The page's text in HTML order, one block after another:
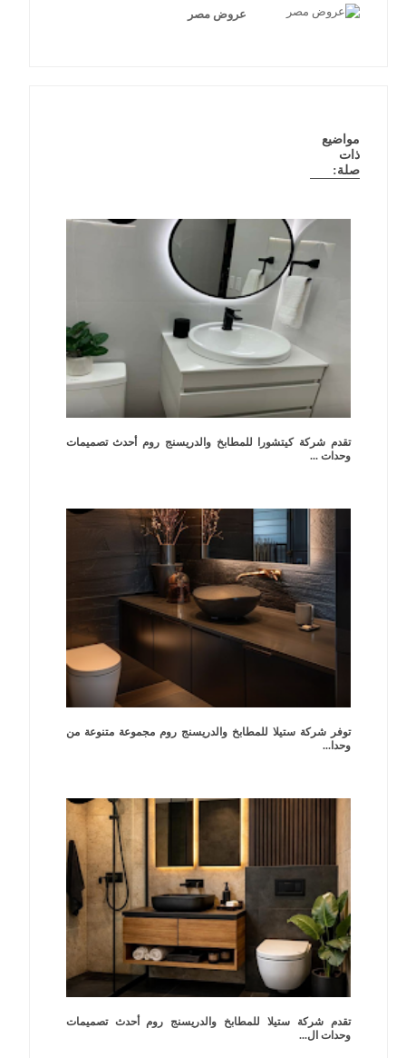
عروض مصر
مواضيع
ذات
صلة:
تقدم شركة كيتشورا للمطابخ والدريسنج روم أحدث تصميمات
وحدات ...
توفر شركة ستيلا للمطابخ والدريسنج روم مجموعة متنوعة من
وحدا...
تقدم شركة ستيلا للمطابخ والدريسنج روم أحدث تصميمات
وحدات ال...